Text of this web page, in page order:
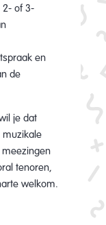
2- of 3-
en
de
je dat
tenoren,
welkom.